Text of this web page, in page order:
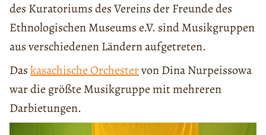
des Kuratoriums des Vereins der Freunde des
Ethnologischen Museums e.V. sind Musikgruppen
aus verschiedenen Ländern aufgetreten.
Daskasachische Orchestervon Dina Nurpeissowa
war die größte Musikgruppe mit mehreren
Darbietungen.